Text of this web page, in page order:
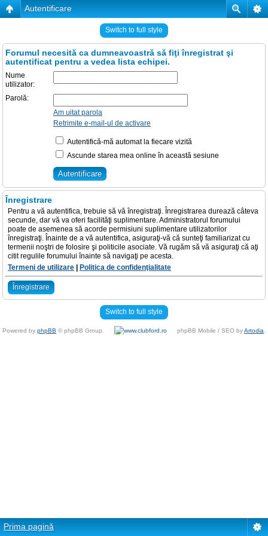
Autentificare
Switch to full style
Forumul necesită ca dumneavoastră să fiţi înregistrat şi
autentificat pentru a vedea lista echipei.
Nume
utilizator:
Parolă:
Am uitat parola
Retrimite e-mail-ul de activare
Autentifică-mă automat la fiecare vizită
Ascunde starea mea online în această sesiune
Înregistrare
Pentru a vă autentifica, trebuie să vă înregistraţi. Înregistrarea durează câteva
secunde, dar vă va oferi facilităţi suplimentare. Administratorul forumului
poate de asemenea să acorde permisiuni suplimentare utilizatorilor
înregistraţi. Înainte de a vă autentifica, asiguraţi-vă că sunteţi familiarizat cu
termenii noştri de folosire şi politicile asociate. Vă rugăm să vă asiguraţi că aţi
citit regulile forumului înainte să navigaţi pe acesta.
Termeni de utilizare
Politica de confidenţialitate
Înregistrare
Switch to full style
Powered by phpBB © phpBB Group. phpBB Mobile / SEO byArtodia
Prima pagină